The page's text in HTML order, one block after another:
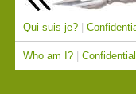
Qui suis-je?
Who am I?